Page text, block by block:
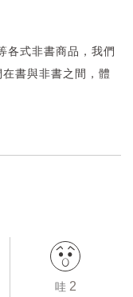
各式非書商品，我們
書與非書之間，體
哇 2